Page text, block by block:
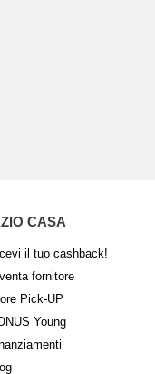
CASA
il tuo cashback!
fornitore
Pick-UP
Young